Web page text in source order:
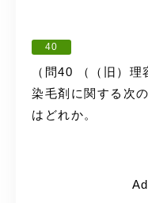
40
（問40 （（旧）
染毛剤に関する次
はどれか。